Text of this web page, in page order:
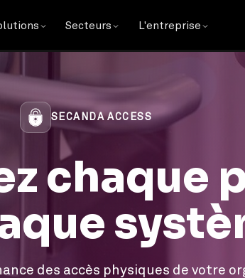
Secteurs L'entreprise
SECANDA ACCESS
chaque
des accès physiques de votre